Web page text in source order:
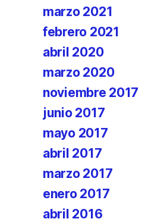
marzo 2021
febrero 2021
abril 2020
marzo 2020
noviembre 2017
junio 2017
mayo 2017
abril 2017
marzo 2017
enero 2017
abril 2016